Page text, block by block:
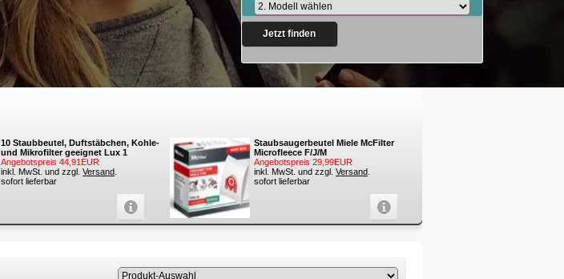
Jetzt finden
10 Staubbeutel, Duftstäbchen, Kohle-
und Mikrofilter geeignet Lux 1
Angebotspreis 44,91EUR
inkl. MwSt. und zzgl. Versand
sofort lieferbar
Staubsaugerbeutel Miele McFilter
Microfleece F/J/M
Angebotspreis 29,99EUR
inkl. MwSt. und zzgl. Versand
sofort lieferbar